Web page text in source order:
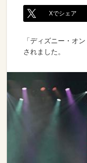
Xでシェア
「ディズニー・オ
されました。